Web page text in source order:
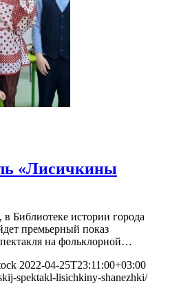
«Лисичкины
в Библиотеке истории города
премьерный показ
на фольклорной…
2022-04-25T23:11:00+03:00
spektakl-lisichkiny-shanezhki/